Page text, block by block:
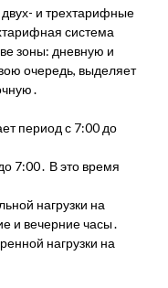
и трехтарифные
система
зоны: дневную и
очередь, выделяет
период с 7:00 до
7:00․ В это время
нагрузки на
и вечерние часы․
нагрузки на